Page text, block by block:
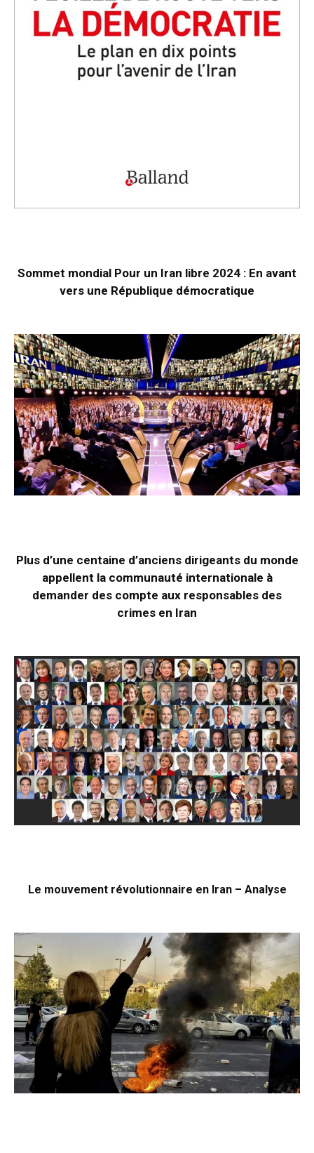
Sommet mondial Pour un Iran libre 2024 : En avant
vers une République démocratique
Plus d’une centaine d’anciens dirigeants du monde
appellent la communauté internationale à
demander des compte aux responsables des
crimes en Iran
Le mouvement révolutionnaire en Iran – Analyse